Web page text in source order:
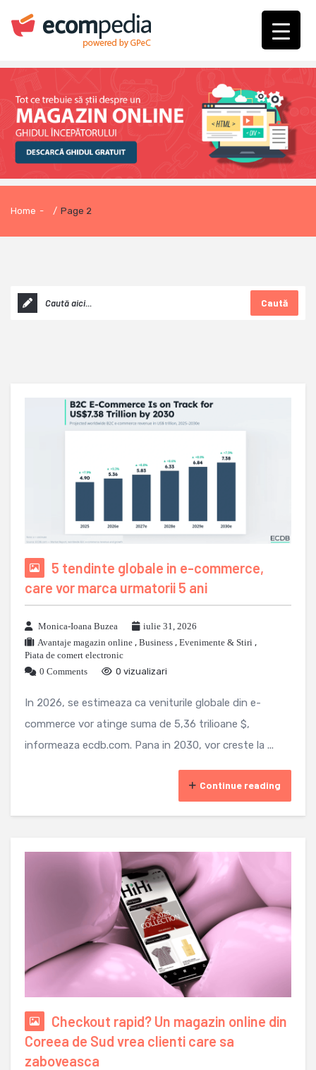
Home - / Page 2
Caută
5 tendinte globale in e-commerce,
care vor marca urmatorii 5 ani
Monica-Ioana Buzea
iulie 31, 2026
Avantaje magazin online , Business , Evenimente & Stiri ,
Piata de comert electronic
0 Comments
0 vizualizari
In 2026, se estimeaza ca veniturile globale din e-
commerce vor atinge suma de 5,36 trilioane $,
informeaza ecdb.com. Pana in 2030, vor creste la ...
Continue reading
Checkout rapid? Un magazin online din
Coreea de Sud vrea clienti care sa
zaboveasca